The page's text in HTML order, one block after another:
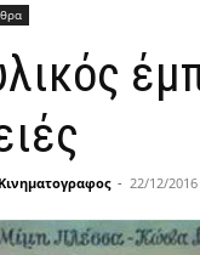
- 22/12/2016